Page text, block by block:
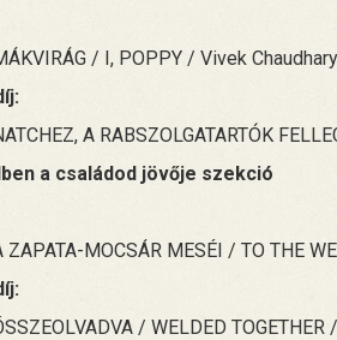
/ I, POPPY / Vivek
A RABSZOLGATARTÓK
a családod jövője szekció
ZAPATA-MOCSÁR MESÉI / TO THE
/ WELDED